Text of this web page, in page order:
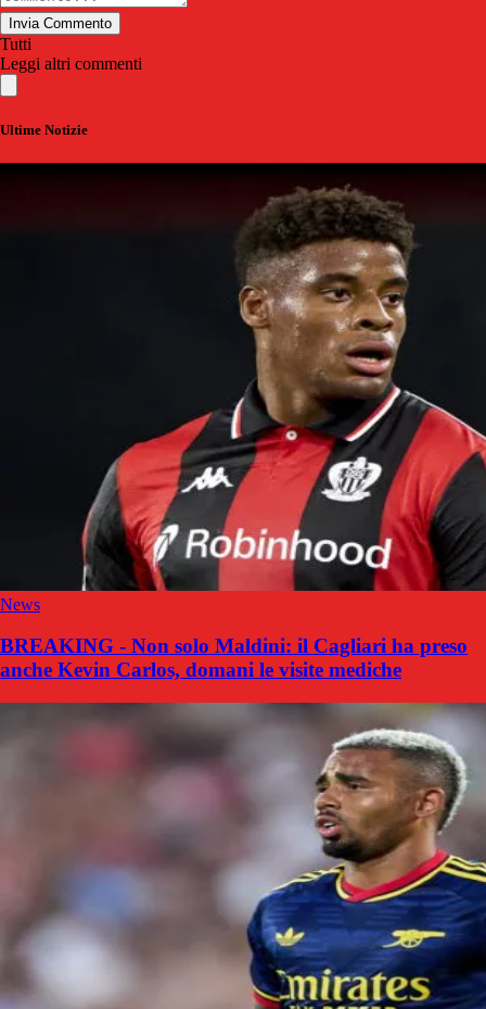
Invia Commento
Tutti
Leggi altri commenti
Ultime Notizie
News
BREAKING - Non solo Maldini: il Cagliari ha preso
anche Kevin Carlos, domani le visite mediche